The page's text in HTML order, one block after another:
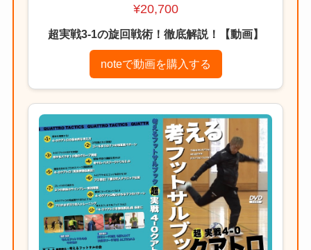
¥20,700
超実戦3-1の旋回戦術！徹底解説！【動画】
noteで動画を購入する